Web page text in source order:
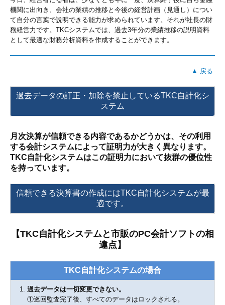
機関に出向き、会社の業績の推移と今後の経営計画（見通し）につい
て自分の言葉で説明できる能力が求められています。それが社長の財
務経営力です。TKCシステムでは、過去3年分の業績推移の説明資料
として最適な財務分析資料を作成することができます。
▲ 戻る
過去データの訂正・加除を禁止しているTKC自計化シ
ステム
月次決算が信頼できる内容であるかどうかは、その利用
する会計システムによって証明力が大きく異なります。
TKC自計化システムはこの証明力において抜群の優位性
を持っています。
信頼できる決算書の作成にはTKC自計化システムが最
適です。
【TKC自計化システムと市販のPC会計ソフトの相
違点】
TKC自計化システムの場合
過去データは一切変更できない。
①巡回監査完了後、すべてのデータはロックされる。